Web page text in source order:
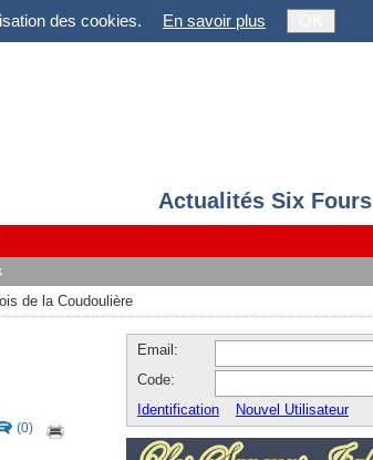
des cookies. En savoir plus
Actualités Six Fours
de la Coudoulière
(0)
Email:
Code:
Identification
Nouvel Utilisateur